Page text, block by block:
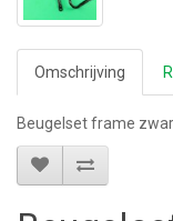
Omschrijving
Beugelset frame